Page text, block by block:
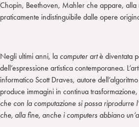
Chopin, Beethoven, Mahler che appare, alla
praticamente indistinguibile dalle opere
Negli ultimi anni, la computer artè diventata
dell’espressione artistica contemporanea.
informatico Scott Draves, autore dell’algoritmo
produce immagini in continua
che con la computazione si possa riprodurre
che, alla fine, anche i computers abbiano